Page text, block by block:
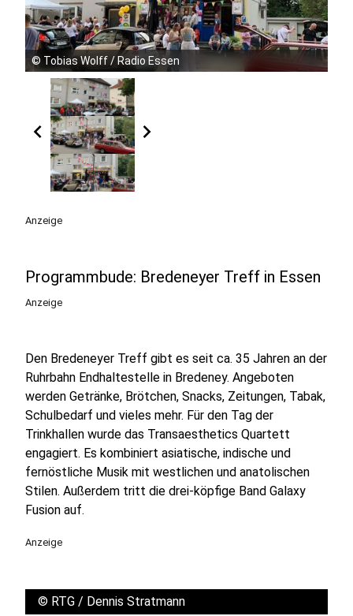
© Tobias Wolff / Radio Essen
chevron_left chevron_right
Anzeige
Programmbude: Bredeneyer Treff in Essen
Anzeige
Den Bredeneyer Treff gibt es seit ca. 35 Jahren an der
Ruhrbahn Endhaltestelle in Bredeney. Angeboten
werden Getränke, Brötchen, Snacks, Zeitungen, Tabak,
Schulbedarf und vieles mehr. Für den Tag der
Trinkhallen wurde das Transaesthetics Quartett
engagiert. Es kombiniert asiatische, indische und
fernöstliche Musik mit westlichen und anatolischen
Stilen. Außerdem tritt die drei-köpfige Band Galaxy
Fusion auf.
Anzeige
© RTG / Dennis Stratmann